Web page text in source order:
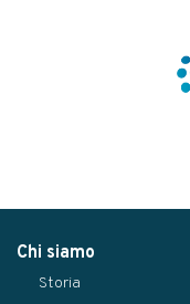
Chi siamo
Storia